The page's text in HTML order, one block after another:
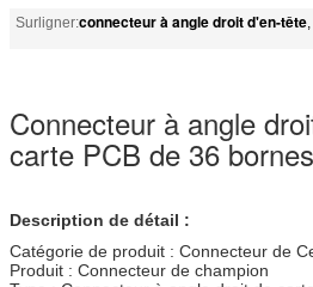
Surligner:connecteur à angle droit d'en-tête,
Connecteur à angle
carte PCB de 36 bornes
Description de détail :
Catégorie de produit : Connecteur de
Produit : Connecteur de champion